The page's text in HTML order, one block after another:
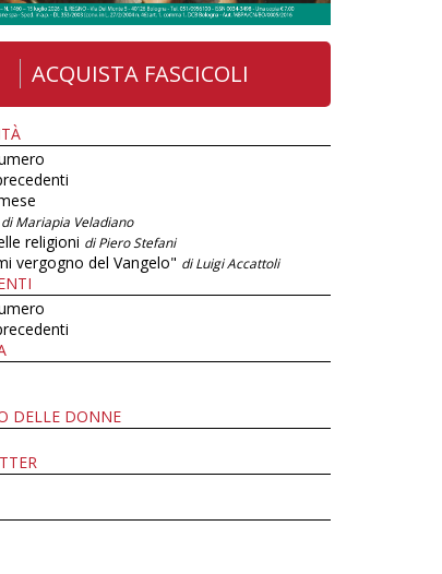
ACQUISTA FASCICOLI
di Mariapia Veladiano
religioni di Piero Stefani
vergogno del Vangelo" di Luigi Accattoli
DELLE DONNE